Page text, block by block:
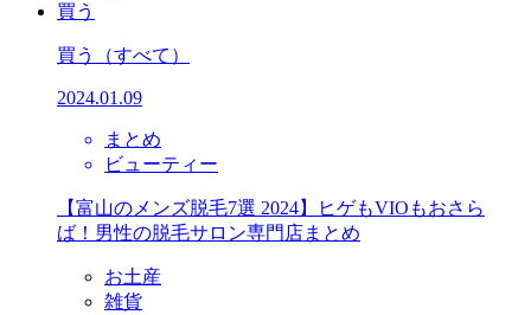
買う
買う （すべて）
2024.01.09
まとめ
ビューティー
【富山のメンズ脱毛7選 2024】ヒゲもVIOもおさら
ば！男性の脱毛サロン専門店まとめ
お土産
雑貨